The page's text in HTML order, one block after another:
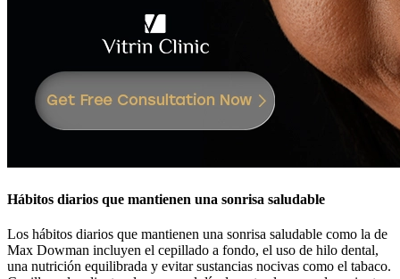
Hábitos diarios que mantienen una sonrisa saludable
Los hábitos diarios que mantienen una sonrisa saludable como la de
Max Dowman incluyen el cepillado a fondo, el uso de hilo dental,
una nutrición equilibrada y evitar sustancias nocivas como el tabaco.